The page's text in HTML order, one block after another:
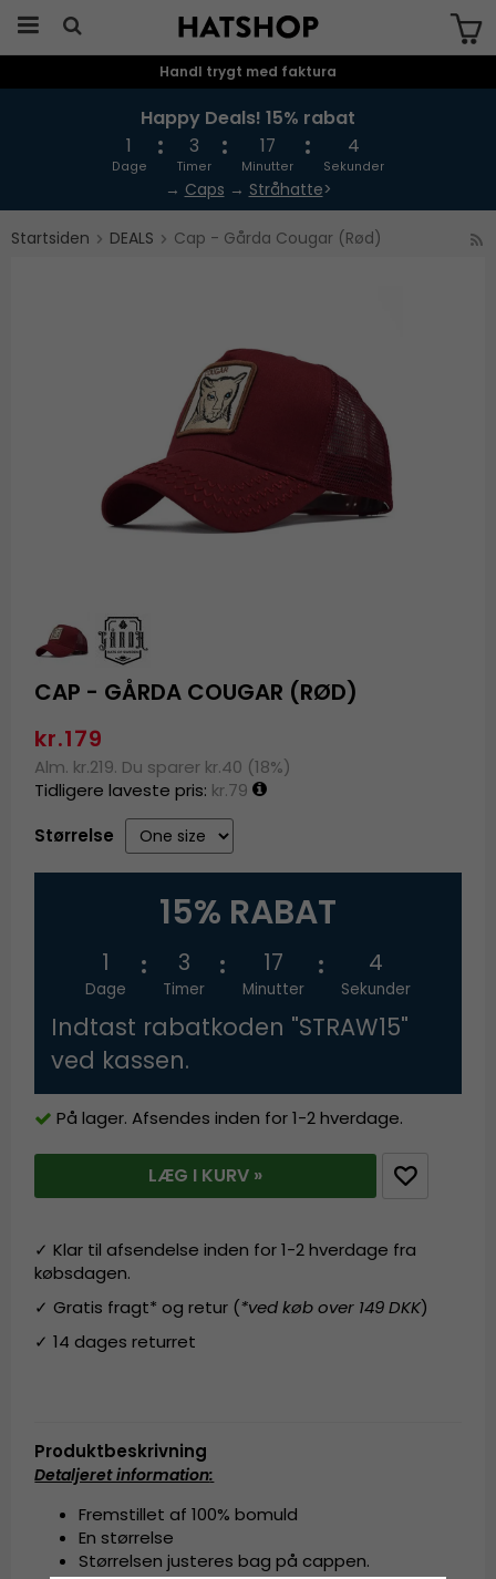
Produktet er blevet tilføjet til din
Handl trygt med faktura
Happy Deals! 15% rabat
1
Dage
3
Timer
17
Minutter
4
Sekunder
→ Caps → Stråhatte>
Startsiden DEALS Cap - Gårda Cougar (Rød)
CAP - GÅRDA COUGAR (RØD)
kr.179
Alm. kr.219. Du sparer kr.40 (18%)
Tidligere laveste pris: kr.79
Størrelse
15% RABAT
1
Dage
3
Timer
17
Minutter
4
Sekunder
Indtast rabatkoden "STRAW15"
ved kassen.
På lager. Afsendes inden for 1-2 hverdage.
LÆG I KURV »
✓ Klar til afsendelse inden for 1-2 hverdage fra
købsdagen.
✓ Gratis fragt* og retur (*ved køb over 149 DKK)
✓ 14 dages returret
Produktbeskrivning
Detaljeret information:
Fremstillet af 100% bomuld
En størrelse
Størrelsen justeres bag på cappen.